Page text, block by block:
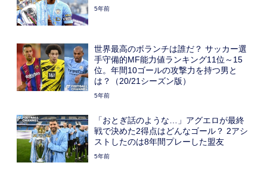
5年前
世界最高のボランチは誰だ？ サッカー選
手守備的MF能力値ランキング11位～15
位。年間10ゴールの攻撃力を持つ男と
は？（20/21シーズン版）
5年前
「おとぎ話のような…」アグエロが最終
戦で決めた2得点はどんなゴール？ 2アシ
ストしたのは8年間プレーした盟友
5年前